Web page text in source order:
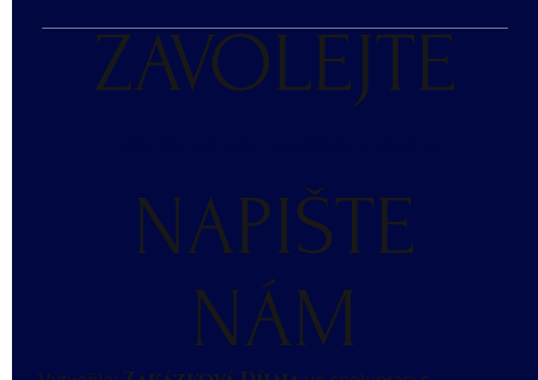
ZAVOLEJTE
NAPIŠTE
NÁM